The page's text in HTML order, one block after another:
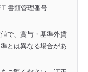
書類管理番号
で、賞与・基準外賃
とは異なる場合があ